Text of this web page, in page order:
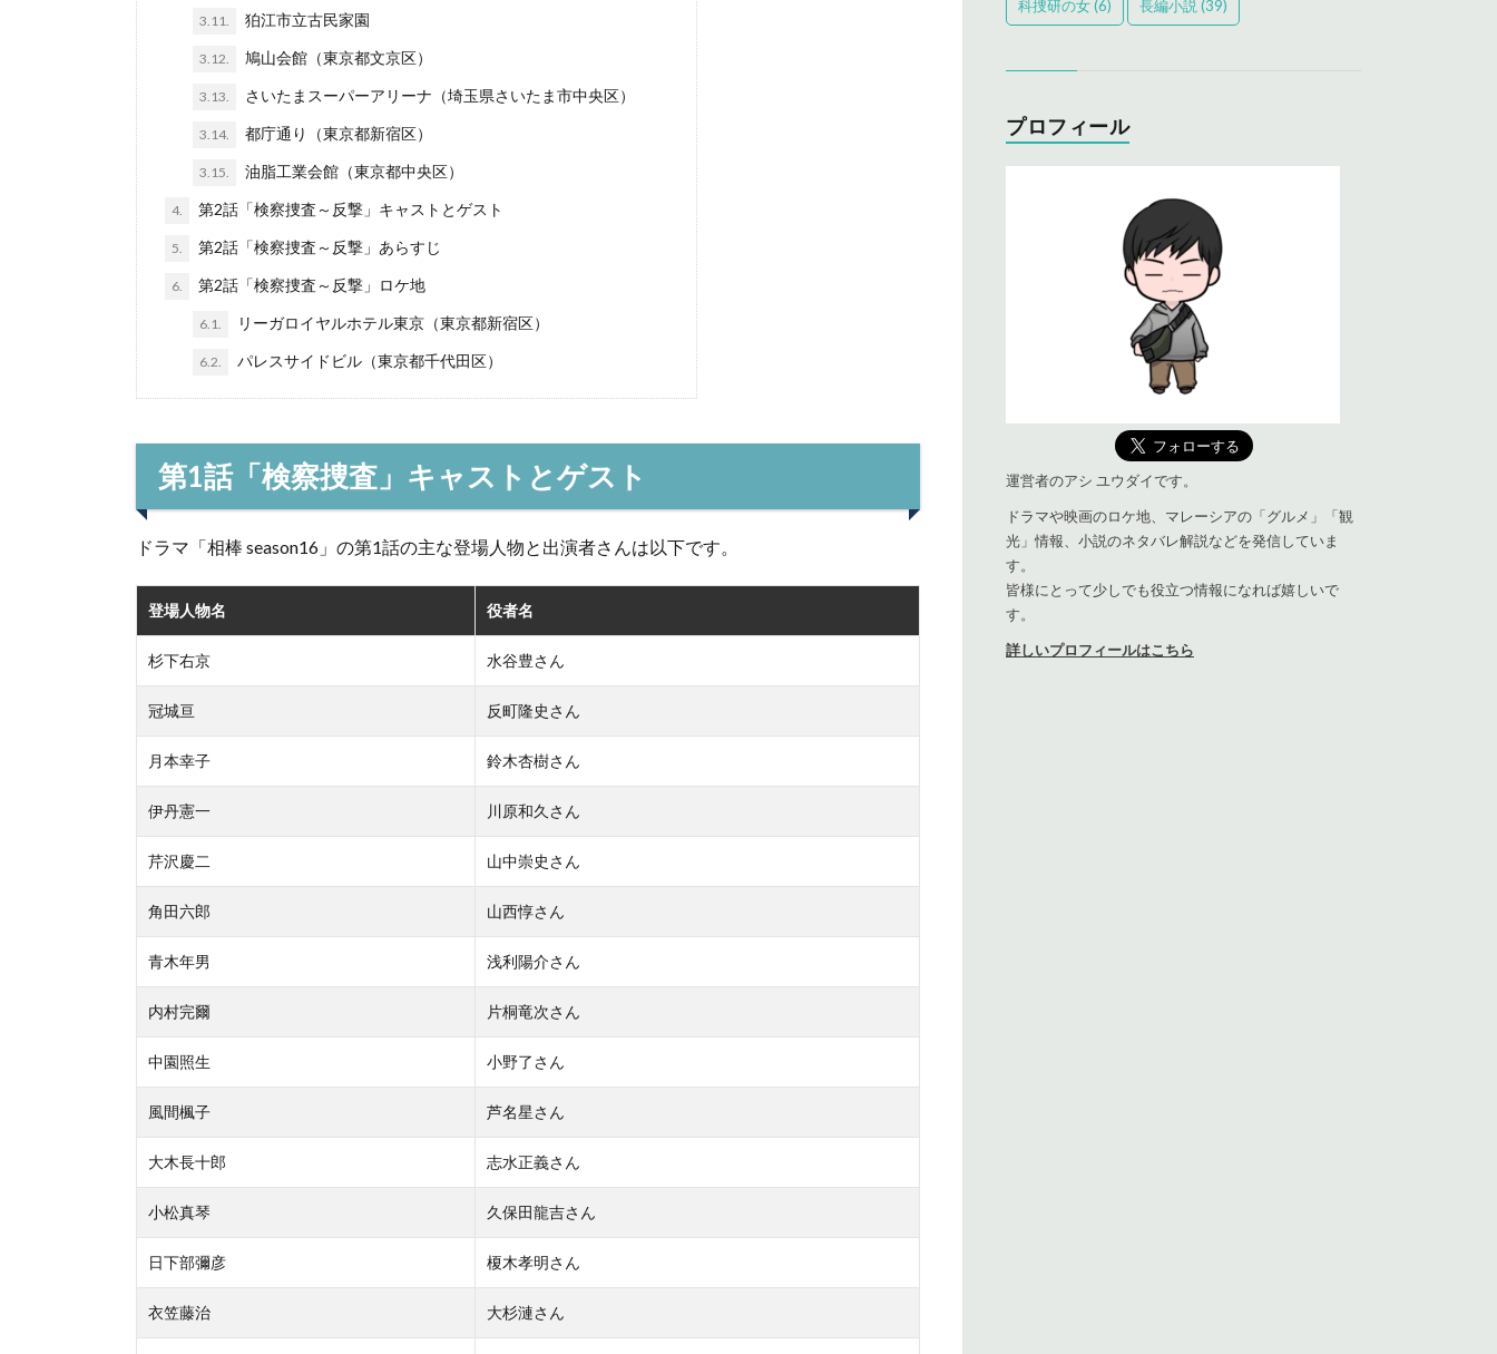
3.11. 狛江市立古民家園
3.12. 鳩山会館（東京都文京区）
3.13. さいたまスーパーアリーナ（埼玉県さいたま市中央区）
3.14. 都庁通り（東京都新宿区）
3.15. 油脂工業会館（東京都中央区）
4. 第2話「検察捜査～反撃」キャストとゲスト
5. 第2話「検察捜査～反撃」あらすじ
6. 第2話「検察捜査～反撃」ロケ地
6.1. リーガロイヤルホテル東京（東京都新宿区）
6.2. パレスサイドビル（東京都千代田区）
第1話「検察捜査」キャストとゲスト
ドラマ「相棒 season16」の第1話の主な登場人物と出演者さんは以下です。
登場人物名 役者名
杉下右京 水谷豊さん
冠城亘 反町隆史さん
月本幸子 鈴木杏樹さん
伊丹憲一 川原和久さん
芹沢慶二 山中崇史さん
角田六郎 山西惇さん
青木年男 浅利陽介さん
内村完爾 片桐竜次さん
中園照生 小野了さん
風間楓子 芦名星さん
大木長十郎 志水正義さん
小松真琴 久保田龍吉さん
日下部彌彦 榎木孝明さん
衣笠藤治 大杉漣さん
科捜研の女(6) 長編小説 (39)
プロフィール
運営者のアシ ユウダイです。
ドラマや映画のロケ地、マレーシアの「グルメ」「観
光」情報、小説のネタバレ解説などを発信していま
す。
皆様にとって少しでも役立つ情報になれば嬉しいで
す。
詳しいプロフィールはこちら